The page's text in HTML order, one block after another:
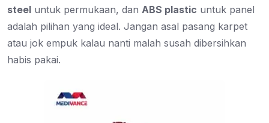
steel untuk permukaan, dan ABS plastic untuk panel
adalah pilihan yang ideal. Jangan asal pasang karpet
atau jok empuk kalau nanti malah susah dibersihkan
habis pakai.